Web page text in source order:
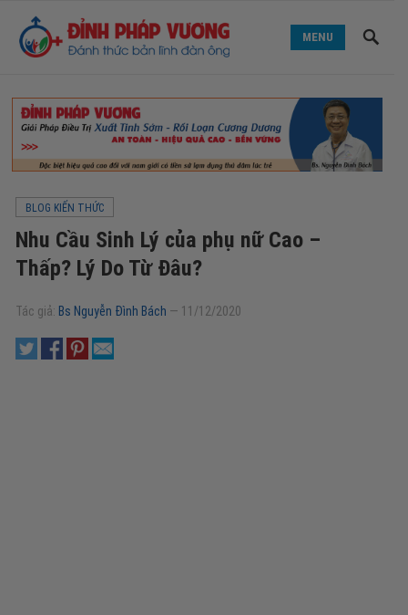
MENU
BLOG KIẾN THỨC
Nhu Cầu Sinh Lý của phụ nữ Cao –
Thấp? Lý Do Từ Đâu?
Tác giả: Bs Nguyễn Đình Bách — 11/12/2020